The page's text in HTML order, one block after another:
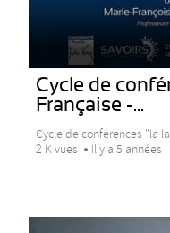
Cycle de
Française -...
Cycle de conférences "la
2 K vues
Il y a 5 années